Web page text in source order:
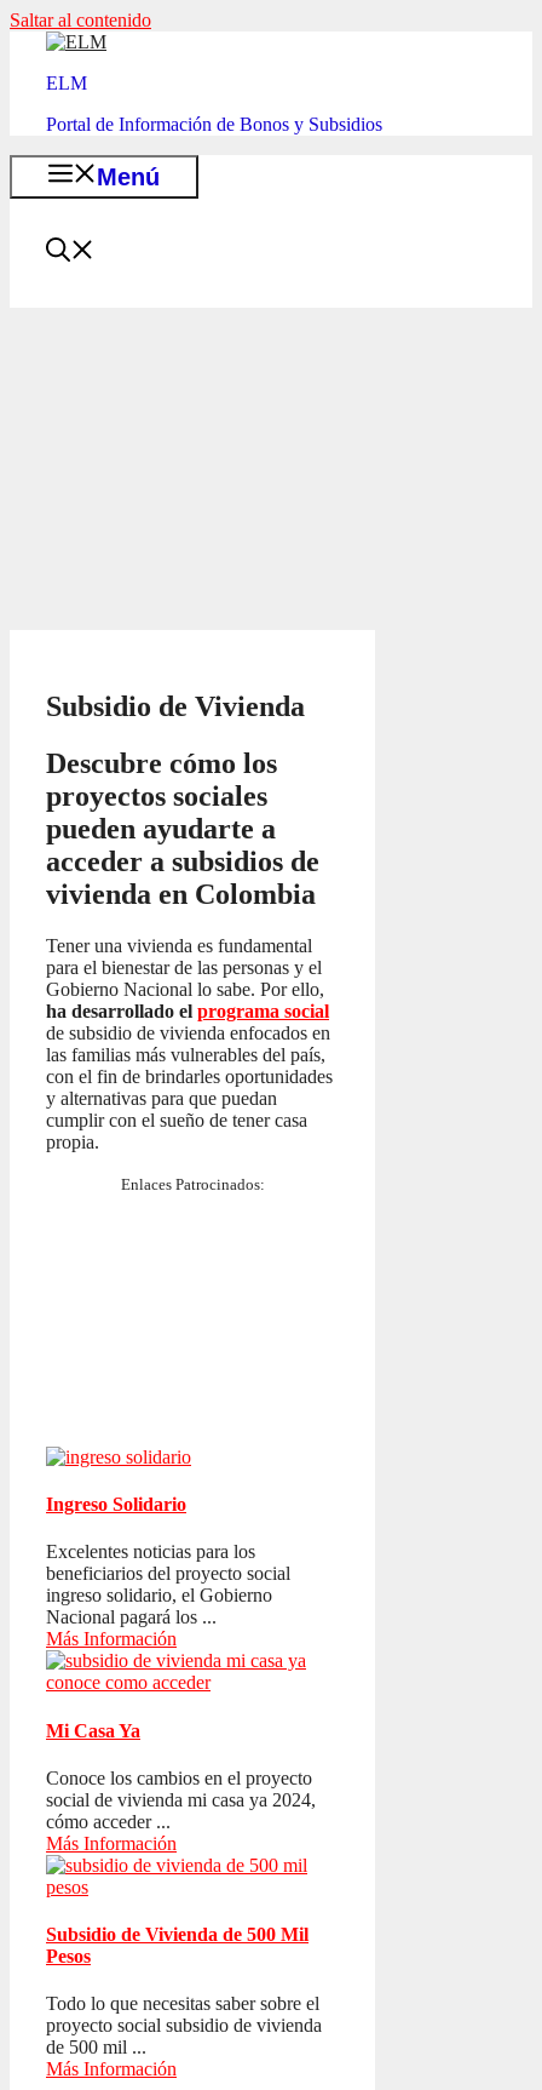
Saltar al contenido
ELM
Portal de Información de Bonos y Subsidios
Menú
Subsidio de Vivienda
Descubre cómo los
proyectos sociales
pueden ayudarte a
acceder a subsidios de
vivienda en Colombia
Tener una vivienda es fundamental
para el bienestar de las personas y el
Gobierno Nacional lo sabe. Por ello,
ha desarrollado el programa social
de subsidio de vivienda enfocados en
las familias más vulnerables del país,
con el fin de brindarles oportunidades
y alternativas para que puedan
cumplir con el sueño de tener casa
propia.
Enlaces Patrocinados:
Ingreso Solidario
Excelentes noticias para los
beneficiarios del proyecto social
ingreso solidario, el Gobierno
Nacional pagará los ...
Más Información
Mi Casa Ya
Conoce los cambios en el proyecto
social de vivienda mi casa ya 2024,
cómo acceder ...
Más Información
Subsidio de Vivienda de 500 Mil
Pesos
Todo lo que necesitas saber sobre el
proyecto social subsidio de vivienda
de 500 mil ...
Más Información